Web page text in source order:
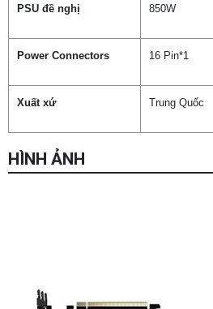
PSU đề nghị 850W
Power Connectors 16 Pin*1
Xuất xứ Trung Quốc
HÌNH ẢNH